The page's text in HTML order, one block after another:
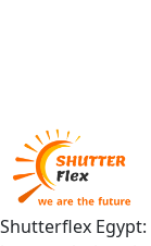
Shutterflex